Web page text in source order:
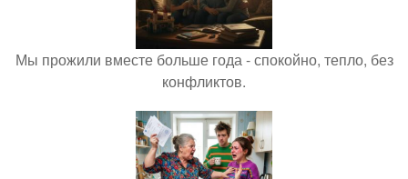
Мы прожили вместе больше года - спокойно, тепло, без
конфликтов.